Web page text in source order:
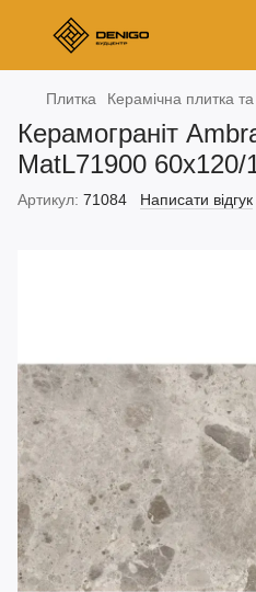
Плитка Керамічна плитка
Керамограніт
MatL71900 60х120/
Артикул: 71084 Написати відгук